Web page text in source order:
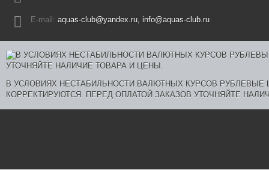
E-mail: aquas-club@yandex.ru, info@aquas-club.ru
В УСЛОВИЯХ НЕСТАБИЛЬНОСТИ ВАЛЮТНЫХ КУРСОВ РУБЛЕВЫЕ
КОРРЕКТИРУЮТСЯ. ПЕРЕД ОПЛАТОЙ ЗАКАЗОВ УТОЧНЯЙТЕ